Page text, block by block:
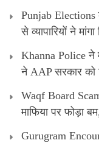
Punjab Elections
से व्यापारियों ने
Khanna Police ने
ने AAP सरकार को
Waqf Board
माफिया पर फोड़ा
Gurugram